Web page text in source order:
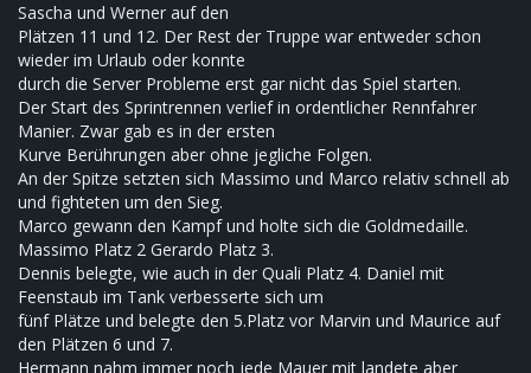
Sascha und Werner auf den
Plätzen 11 und 12. Der Rest der Truppe war entweder schon
wieder im Urlaub oder konnte
durch die Server Probleme erst gar nicht das Spiel starten.
Der Start des Sprintrennen verlief in ordentlicher Rennfahrer
Manier. Zwar gab es in der ersten
Kurve Berührungen aber ohne jegliche Folgen.
An der Spitze setzten sich Massimo und Marco relativ schnell ab
und fighteten um den Sieg.
Marco gewann den Kampf und holte sich die Goldmedaille.
Massimo Platz 2 Gerardo Platz 3.
Dennis belegte, wie auch in der Quali Platz 4. Daniel mit
Feenstaub im Tank verbesserte sich um
fünf Plätze und belegte den 5.Platz vor Marvin und Maurice auf
den Plätzen 6 und 7.
Hermann nahm immer noch jede Mauer mit landete aber